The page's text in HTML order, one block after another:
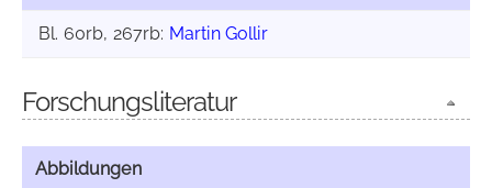
Bl. 60rb, 267rb: Martin Gollir
Forschungsliteratur
Abbildungen